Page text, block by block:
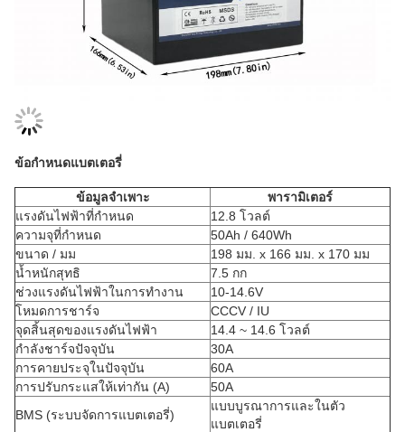
ข้อกำหนดแบตเตอรี่
ข้อมูลจำเพาะ
พารามิเตอร์
แรงดันไฟฟ้าที่กำหนด
12.8 โวลต์
ความจุที่กำหนด
50Ah / 640Wh
ขนาด / มม
198 มม. x 166 มม. x 170 มม
น้ำหนักสุทธิ
7.5 กก
ช่วงแรงดันไฟฟ้าในการทำงาน
10-14.6V
โหมดการชาร์จ
CCCV / IU
จุดสิ้นสุดของแรงดันไฟฟ้า
14.4 ~ 14.6 โวลต์
กำลังชาร์จปัจจุบัน
30A
การคายประจุในปัจจุบัน
60A
การปรับกระแสให้เท่ากัน (A)
50A
BMS (ระบบจัดการแบตเตอรี่)
แบบบูรณาการและในตัว
แบตเตอรี่